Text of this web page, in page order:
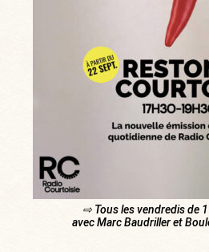
⇨ Tous les vendredis de
avec Marc Baudriller et